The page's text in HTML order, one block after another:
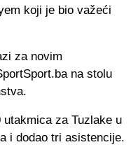
koji je bio važeći
za novim
na stolu
za Tuzlake u
i dodao tri asistencije.